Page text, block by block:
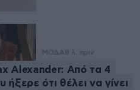
ΜΟΔΑ8 λ. πριν
Alexander: Από τα 4
ήξερε ότι θέλει να γίνει